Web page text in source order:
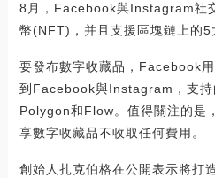
8月，Facebook與Instagram社
幣(NFT)，并且支援區塊鏈上的5
要發布數字收藏品，Facebook
到Facebook與Instagram，支持
Polygon和Flow。值得關注的是
享數字收藏品不收取任何費用。
創始人扎克伯格在公開表示將打